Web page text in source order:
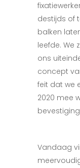
destijds of
balken
leefde. We
ons
concept
feit dat we
2020 mee
Vandaag